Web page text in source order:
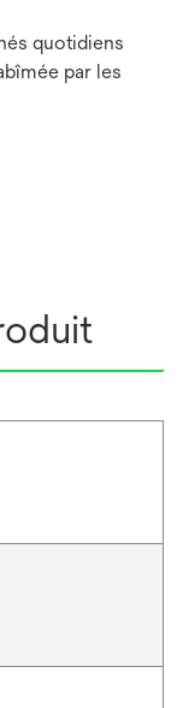
quotidiens
par les